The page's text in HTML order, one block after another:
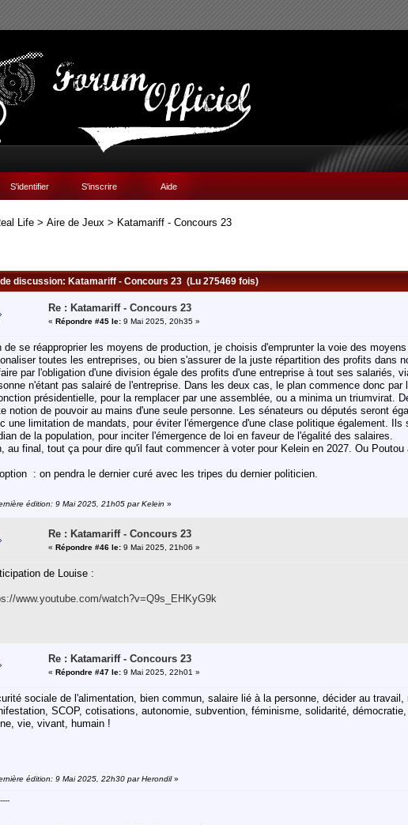
S'identifier S'inscrire Aide
Life > Aire de Jeux > Katamariff - Concours 23
discussion: Katamariff - Concours 23 (Lu 275469 fois)
Re : Katamariff - Concours 23
« Répondre #45 le: 9 Mai 2025, 20h35 »
de se réapproprier les moyens de production, je choisis d'emprunter la voie des
toutes les entreprises, ou bien s'assurer de la juste répartition des profits dans
par l'obligation d'une division égale des profits d'une entreprise à tout ses salariés,
n'étant pas salairé de l'entreprise. Dans les deux cas, le plan commence donc
présidentielle, pour la remplacer par une assemblée, ou a minima un triumvirat.
notion de pouvoir au mains d'une seule personne. Les sénateurs ou députés seront
une limitation de mandats, pour éviter l'émergence d'une clase politique également. Ils
de la population, pour inciter l'émergence de loi en faveur de l'égalité des salaires.
au final, tout ça pour dire qu'il faut commencer à voter pour Kelein en 2027. Ou Poutou
: on pendra le dernier curé avec les tripes du dernier politicien.
édition: 9 Mai 2025, 21h05 par Kelein »
Re : Katamariff - Concours 23
« Répondre #46 le: 9 Mai 2025, 21h06 »
de Louise :
www.youtube.com/watch?v=Q9s_EHKyG9k
Re : Katamariff - Concours 23
« Répondre #47 le: 9 Mai 2025, 22h01 »
sociale de l'alimentation, bien commun, salaire lié à la personne, décider au
SCOP, cotisations, autonomie, subvention, féminisme, solidarité,
vie, vivant, humain !
édition: 9 Mai 2025, 22h30 par Herondil»